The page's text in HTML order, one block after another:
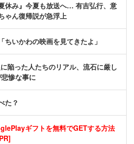
休み』今夏も放送へ… 有吉弘行、意
ゃん復帰説が急浮上
ちいかわの映画を見てきたよ」
陥った人たちのリアル、流石に厳し
惨な事に
た？
ギフトを無料でGETする方法